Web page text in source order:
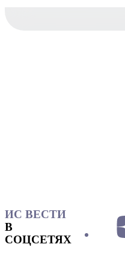
ИС ВЕСТИ
В
СОЦСЕТЯХ